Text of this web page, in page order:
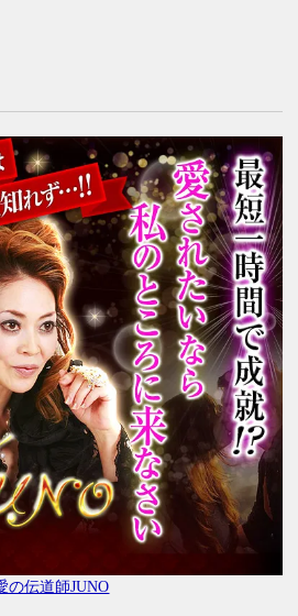
の伝道師JUNO